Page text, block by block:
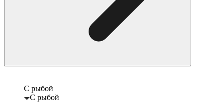
С рыбой
С рыбой